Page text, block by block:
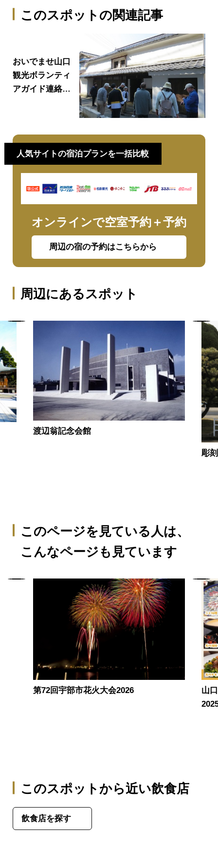
このスポットの関連記事
おいでませ山口
観光ボランティ
アガイド連絡協
人気サイトの宿泊プランを一括比較
オンラインで空室予約＋予約
周辺の宿の予約はこちらから
周辺にあるスポット
渡辺翁記念会館
彫
このページを見ている人は、
こんなページも見ています
第72回宇部市花火大会2026
山
このスポットから近い飲食店
飲食店を探す